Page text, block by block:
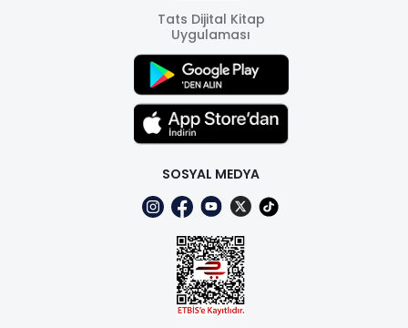
Tats Dijital Kitap
Uygulaması
SOSYAL MEDYA